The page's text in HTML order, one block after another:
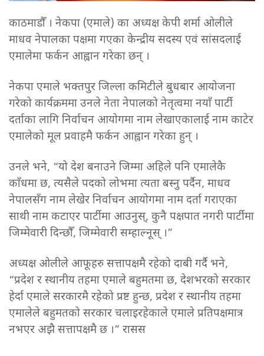
काठमाडौँ । नेकपा (एमाले) का अध्यक्ष केपी शर्मा ओलीले
माधव नेपालका पक्षमा गएका केन्द्रीय सदस्य एवं सांसदलाई
एमालेमा फर्कन आह्वान गरेका छन् ।
नेकपा एमाले भक्तपुर जिल्ला कमिटीले बुधबार आयोजना
गरेको कार्यक्रममा उनले नेता नेपालको नेतृत्वमा नयाँ पार्टी
दर्ताका लागि निर्वाचन आयोगमा नाम लेखाएकालाई नाम काटेर
एमालेको मूल प्रवाहमै फर्कन आह्वान गरेका हुन् ।
उनले भने, “यो देश बनाउने जिम्मा अहिले पनि एमालेकै
काँधमा छ, त्यसैले पदको लोभमा त्यता बस्नु पर्दैन, माधव
नेपालसँग नाम लेखेर निर्वाचन आयोगमा नाम दर्ता गराएका
साथी नाम कटाएर पार्टीमा आउनुस्, कुनै पक्षपात नगरी पार्टीमा
जिम्मेवारी दिन्छौँ, जिम्मेवारी सम्हाल्नूस् ।”
अध्यक्ष ओलीले आफूहरु सत्तापक्षमै रहेको दाबी गर्दै भने,
“प्रदेश र स्थानीय तहमा एमाले बहुमतमा छ, देशभरको सरकार
हेर्दा एमाले सरकारमै रहेको प्रष्ट हुन्छ, प्रदेश र स्थानीय तहमा
एमालेले बहुमतको सरकार चलाइरहेकाले एमाले प्रतिपक्षमात्र
नभएर अझै सत्तापक्षमै छ ।” रासस